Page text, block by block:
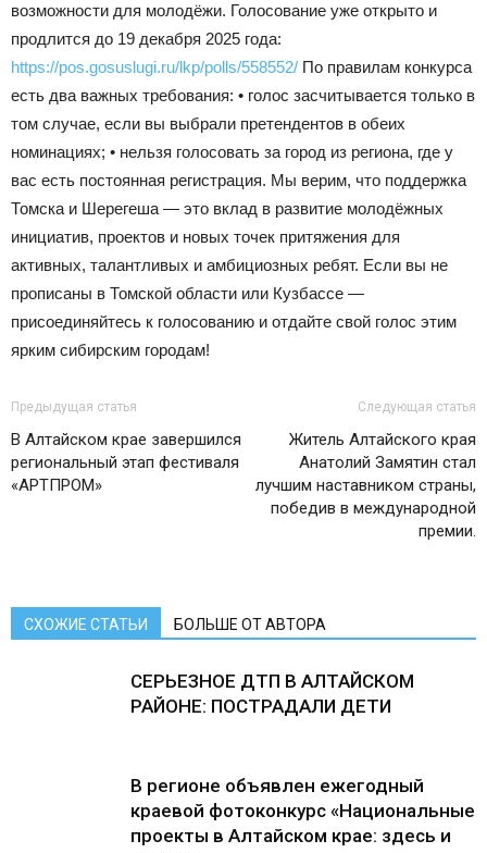
возможности для молодёжи. Голосование уже открыто и
продлится до 19 декабря 2025 года:
https://pos.gosuslugi.ru/lkp/polls/558552/ По правилам конкурса
есть два важных требования: • голос засчитывается только в
том случае, если вы выбрали претендентов в обеих
номинациях; • нельзя голосовать за город из региона, где у
вас есть постоянная регистрация. Мы верим, что поддержка
Томска и Шерегеша — это вклад в развитие молодёжных
инициатив, проектов и новых точек притяжения для
активных, талантливых и амбициозных ребят. Если вы не
прописаны в Томской области или Кузбассе —
присоединяйтесь к голосованию и отдайте свой голос этим
ярким сибирским городам!
Предыдущая статья
В Алтайском крае завершился
региональный этап фестиваля
«АРТПРОМ»
Следующая статья
Житель Алтайского края
Анатолий Замятин стал
лучшим наставником страны,
победив в международной
премии.
СХОЖИЕ СТАТЬИ БОЛЬШЕ ОТ АВТОРА
СЕРЬЕЗНОЕ ДТП В АЛТАЙСКОМ
РАЙОНЕ: ПОСТРАДАЛИ ДЕТИ
В регионе объявлен ежегодный
краевой фотоконкурс «Национальные
проекты в Алтайском крае: здесь и